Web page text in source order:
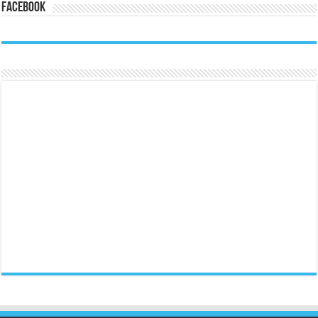
Facebook